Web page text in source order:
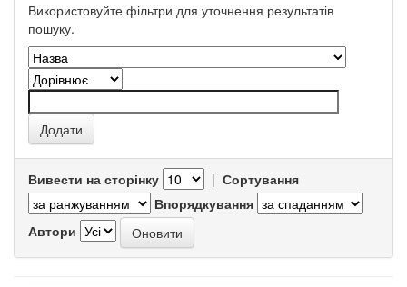
Використовуйте фільтри для уточнення результатів
пошуку.
Вивести на сторінку | Сортування
Впорядкування
Автори